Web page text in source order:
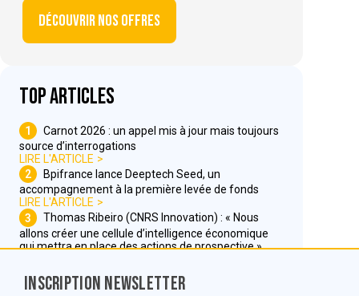
Découvrir nos offres
Top articles
1
Carnot 2026 : un appel mis à jour mais toujours
source d’interrogations
LIRE L'ARTICLE
2
Bpifrance lance Deeptech Seed, un
accompagnement à la première levée de fonds
LIRE L'ARTICLE
3
Thomas Ribeiro (CNRS Innovation) : « Nous
allons créer une cellule d’intelligence économique
qui mettra en place des actions de prospective »
Inscription Newsletter